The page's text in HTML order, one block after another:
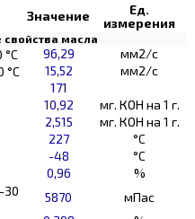
Значение
Ед.
измерения
масла
°С 96,29
мм2/с
°С
15,52
мм2/с
171
10,92
мг. КОН на 1 г.
2,515
мг. КОН на 1 г.
227
°C
-48
°C
0,96
%
30
5870
мПас